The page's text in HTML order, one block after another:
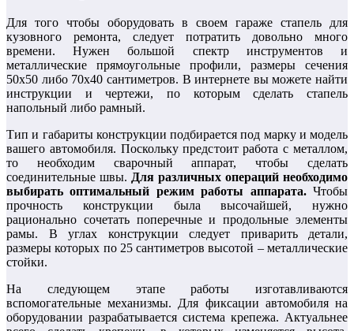
Для того чтобы оборудовать в своем гараже стапель для
кузовного ремонта, следует потратить довольно много
времени. Нужен большой спектр инструментов и
металлические прямоугольные профили, размеры сечения
50х50 либо 70х40 сантиметров. В интернете вы можете найти
инструкции и чертежи, по которым сделать стапель
напольный либо рамный.
Тип и габариты конструкции подбирается под марку и модель
вашего автомобиля. Поскольку предстоит работа с металлом,
то необходим сварочный аппарат, чтобы сделать
соединительные швы. Для различных операций необходимо
выбирать оптимальный режим работы аппарата.Чтобы
прочность конструкции была высочайшей, нужно
рационально сочетать поперечные и продольные элементы
рамы. В углах конструкции следует приварить детали,
размеры которых по 25 сантиметров высотой – металлические
стойки.
На следующем этапе работы изготавливаются
вспомогательные механизмы. Для фиксации автомобиля на
оборудовании разрабатывается система крепежа. Актуальнее